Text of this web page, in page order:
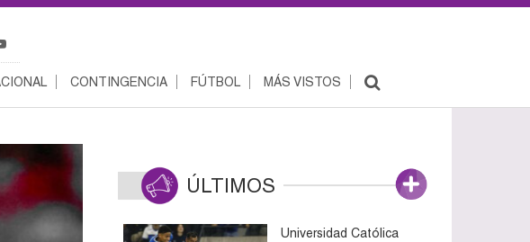
CONTINGENCIA FÚTBOL MÁS VISTOS
ÚLTIMOS
Universidad Católica